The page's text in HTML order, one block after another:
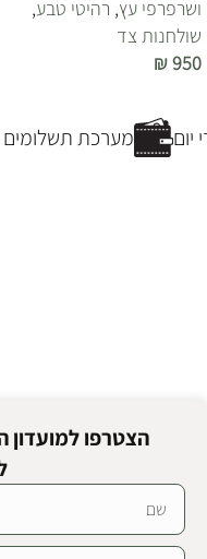
ושרפרפי עץ, רהיטי טבע,
שולחנות צד
₪950
מערכת תשלומים
הצטרפו למועדון